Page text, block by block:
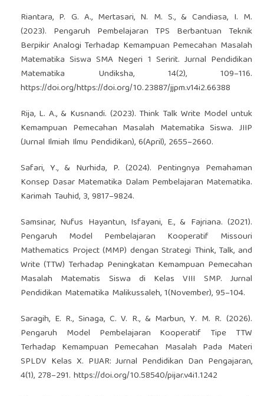
Riantara, P. G. A., Mertasari, N. M. S., & Candiasa, I. M.
(2023). Pengaruh Pembelajaran TPS Berbantuan Teknik
Berpikir Analogi Terhadap Kemampuan Pemecahan Masalah
Matematika Siswa SMA Negeri 1 Seririt. Jurnal Pendidikan
Matematika Undiksha, 14(2), 109–116.
https://doi.org/https://doi.org/10.23887/jjpm.v14i2.66388
Rija, L. A., & Kusnandi. (2023). Think Talk Write Model untuk
Kemampuan Pemecahan Masalah Matematika Siswa. JIIP
(Jurnal Ilmiah Ilmu Pendidikan), 6(April), 2655–2660.
Safari, Y., & Nurhida, P. (2024). Pentingnya Pemahaman
Konsep Dasar Matematika Dalam Pembelajaran Matematika.
Karimah Tauhid, 3, 9817–9824.
Samsinar, Nufus Hayantun, Isfayani, E., & Fajriana. (2021).
Pengaruh Model Pembelajaran Kooperatif Missouri
Mathematics Project (MMP) dengan Strategi Think, Talk, and
Write (TTW) Terhadap Peningkatan Kemampuan Pemecahan
Masalah Matematis Siswa di Kelas VIII SMP. Jurnal
Pendidikan Matematika Malikussaleh, 1(November), 95–104.
Saragih, E. R., Sinaga, C. V. R., & Marbun, Y. M. R. (2026).
Pengaruh Model Pembelajaran Kooperatif Tipe TTW
Terhadap Kemampuan Pemecahan Masalah Pada Materi
SPLDV Kelas X. PIJAR: Jurnal Pendidikan Dan Pengajaran,
4(1), 278–291. https://doi.org/10.58540/pijar.v4i1.1242